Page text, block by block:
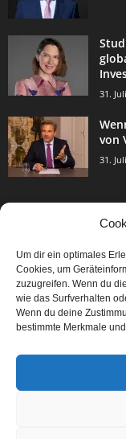
Um dir ein optimales
Cookies, um
zuzugreifen. Wenn du
wie das Surfverhalten
Wenn du deine
bestimmte Merkmale
31.
von
31.
Events & Success
Breaking News
Aktuelles
Featured Article
Karriere